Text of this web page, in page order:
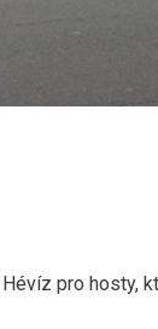
pro hosty,